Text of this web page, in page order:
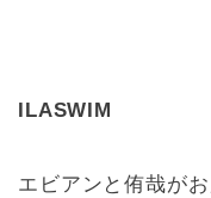
ILASWIM
エビアンと侑哉が